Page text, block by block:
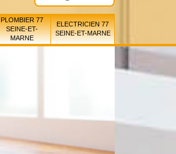
PLOMBIER 77
SEINE-ET-
MARNE
ELECTRICIEN 77
SEINE-ET-MARNE